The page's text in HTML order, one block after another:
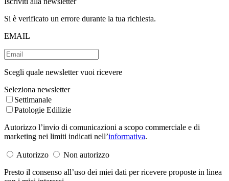
Si è verificato un errore durante la tua richiesta.
EMAIL
Scegli quale newsletter vuoi ricevere
Seleziona newsletter
Settimanale
Patologie Edilizie
Autorizzo l’invio di comunicazioni a scopo commerciale e di
marketing nei limiti indicati nell’informativa.
Autorizzo
Non autorizzo
Presto il consenso all’uso dei miei dati per ricevere proposte in linea